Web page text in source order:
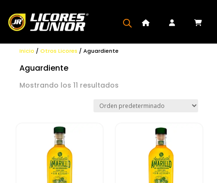
Inicio / Otros Licores / Aguardiente
Aguardiente
Mostrando los 11 resultados